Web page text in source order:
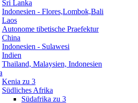
Sri Lanka
Indonesien - Flores,Lombok,Bali
Laos
Autonome tibetische Praefektur
China
Indonesien - Sulawesi
Indien
Thailand, Malaysien, Indonesien
Kenia zu 3
Südliches Afrika
Südafrika zu 3